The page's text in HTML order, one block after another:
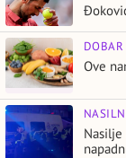
Ove